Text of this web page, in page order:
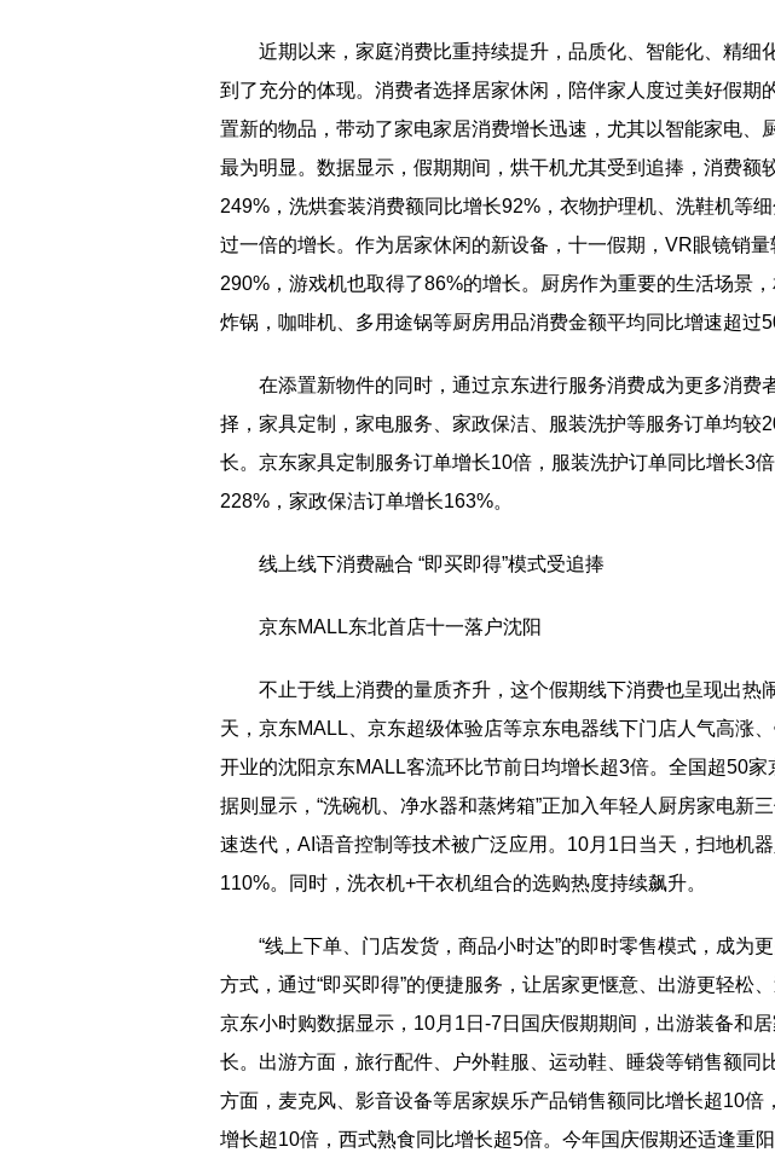
近期以来，家庭消费比重持续提升，品质化、智能化、精细
到了充分的体现。消费者选择居家休闲，陪伴家人度过美好假期
置新的物品，带动了家电家居消费增长迅速，尤其以智能家电、
最为明显。数据显示，假期期间，烘干机尤其受到追捧，消费额
249%，洗烘套装消费额同比增长92%，衣物护理机、洗鞋机等
过一倍的增长。作为居家休闲的新设备，十一假期，VR眼镜销
290%，游戏机也取得了86%的增长。厨房作为重要的生活场景
炸锅，咖啡机、多用途锅等厨房用品消费金额平均同比增速超过
在添置新物件的同时，通过京东进行服务消费成为更多消费
择，家具定制，家电服务、家政保洁、服装洗护等服务订单均较
长。京东家具定制服务订单增长10倍，服装洗护订单同比增长3
228%，家政保洁订单增长163%。
线上线下消费融合 “即买即得”模式受追捧
京东MALL东北首店十一落户沈阳
不止于线上消费的量质齐升，这个假期线下消费也呈现出热
天，京东MALL、京东超级体验店等京东电器线下门店人气高涨
开业的沈阳京东MALL客流环比节前日均增长超3倍。全国超50家
据则显示，“洗碗机、净水器和蒸烤箱”正加入年轻人厨房家电新
速迭代，AI语音控制等技术被广泛应用。10月1日当天，扫地机
110%。同时，洗衣机+干衣机组合的选购热度持续飙升。
“线上下单、门店发货，商品小时达”的即时零售模式，成为
方式，通过“即买即得”的便捷服务，让居家更惬意、出游更轻松
京东小时购数据显示，10月1日-7日国庆假期期间，出游装备和
长。出游方面，旅行配件、户外鞋服、运动鞋、睡袋等销售额同
方面，麦克风、影音设备等居家娱乐产品销售额同比增长超10倍
增长超10倍，西式熟食同比增长超5倍。今年国庆假期还适逢重